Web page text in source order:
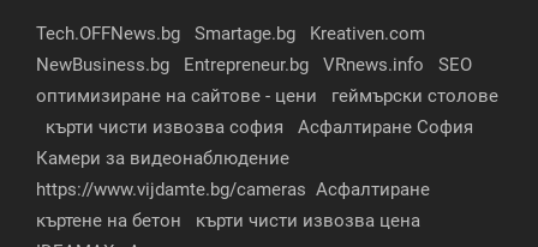
Tech.OFFNews.bg Smartage.bg
Kreativen.com
NewBusiness.bg
Entrepreneur.bg VRnews.info
SEO
оптимизиране на сайтове - цени
геймърски столове
кърти чисти извозва софия
Асфалтиране София
Камери за видеонаблюдение
https://www.vijdamte.bg/cameras Асфалтиране
къртене на бетон
кърти чисти извозва цена